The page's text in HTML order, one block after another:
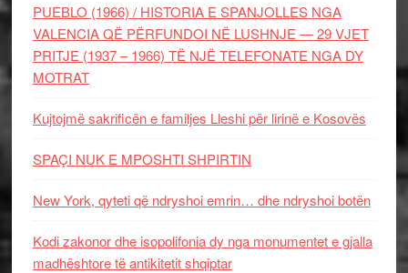
PUEBLO (1966) / HISTORIA E SPANJOLLES NGA
VALENCIA QË PËRFUNDOI NË LUSHNJE — 29 VJET
PRITJE (1937 – 1966) TË NJË TELEFONATE NGA DY
MOTRAT
Kujtojmë sakrificën e familjes Lleshi për lirinë e Kosovës
SPAÇI NUK E MPOSHTI SHPIRTIN
New York, qyteti që ndryshoi emrin… dhe ndryshoi botën
Kodi zakonor dhe isopolifonia dy nga monumentet e gjalla
madhështore të antikitetit shqiptar